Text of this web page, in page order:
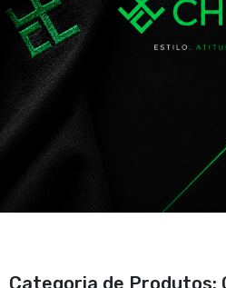
Categoria de Produtos: